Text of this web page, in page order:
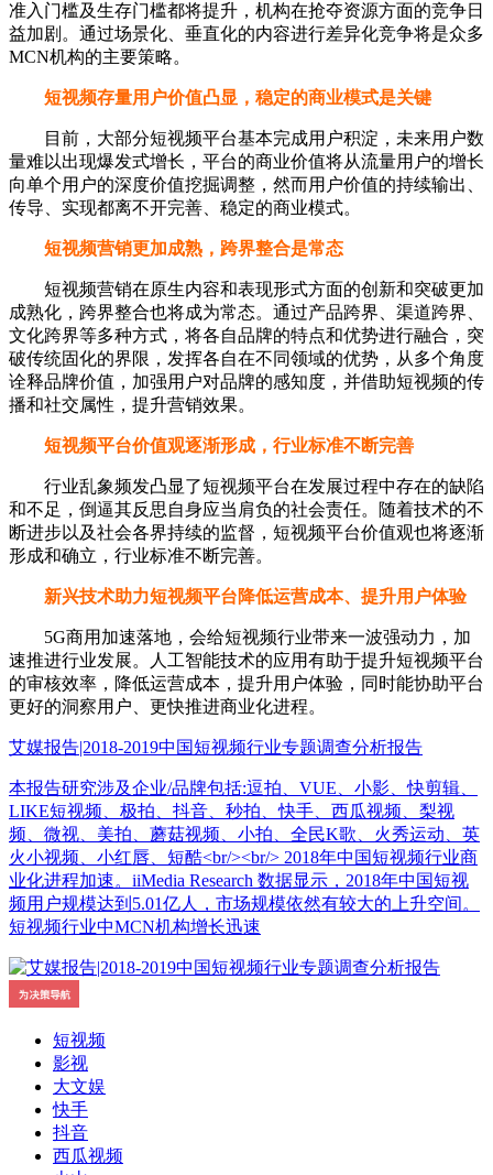
准入门槛及生存门槛都将提升，机构在抢夺资源方面的竞争日
益加剧。通过场景化、垂直化的内容进行差异化竞争将是众多
MCN机构的主要策略。
短视频存量用户价值凸显，稳定的商业模式是关键
目前，大部分短视频平台基本完成用户积淀，未来用户数
量难以出现爆发式增长，平台的商业价值将从流量用户的增长
向单个用户的深度价值挖掘调整，然而用户价值的持续输出、
传导、实现都离不开完善、稳定的商业模式。
短视频营销更加成熟，跨界整合是常态
短视频营销在原生内容和表现形式方面的创新和突破更加
成熟化，跨界整合也将成为常态。通过产品跨界、渠道跨界、
文化跨界等多种方式，将各自品牌的特点和优势进行融合，突
破传统固化的界限，发挥各自在不同领域的优势，从多个角度
诠释品牌价值，加强用户对品牌的感知度，并借助短视频的传
播和社交属性，提升营销效果。
短视频平台价值观逐渐形成，行业标准不断完善
行业乱象频发凸显了短视频平台在发展过程中存在的缺陷
和不足，倒逼其反思自身应当肩负的社会责任。随着技术的不
断进步以及社会各界持续的监督，短视频平台价值观也将逐渐
形成和确立，行业标准不断完善。
新兴技术助力短视频平台降低运营成本、提升用户体验
5G商用加速落地，会给短视频行业带来一波强动力，加
速推进行业发展。人工智能技术的应用有助于提升短视频平台
的审核效率，降低运营成本，提升用户体验，同时能协助平台
更好的洞察用户、更快推进商业化进程。
艾媒报告|2018-2019中国短视频行业专题调查分析报告
本报告研究涉及企业/品牌包括:逗拍、VUE、小影、快剪辑、
LIKE短视频、极拍、抖音、秒拍、快手、西瓜视频、梨视
频、微视、美拍、蘑菇视频、小拍、全民K歌、火秀运动、英
火小视频、小红唇、短酷<br/><br/> 2018年中国短视频行业商
业化进程加速。iiMedia Research 数据显示，2018年中国短视
频用户规模达到5.01亿人，市场规模依然有较大的上升空间。
短视频行业中MCN机构增长迅速
短视频
影视
大文娱
快手
抖音
西瓜视频